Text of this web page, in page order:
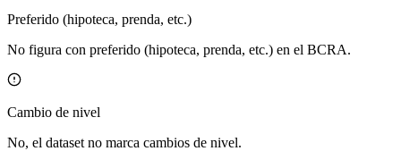
Preferido (hipoteca, prenda, etc.)
No figura con preferido (hipoteca, prenda, etc.) en el BCRA.
Cambio de nivel
No, el dataset no marca cambios de nivel.